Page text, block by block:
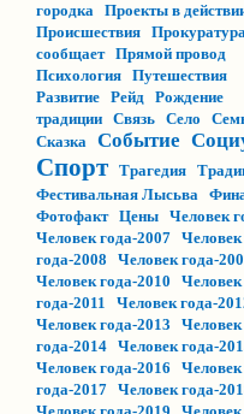
городка Проекты в
Происшествия
сообщает Прямой провод
Психология Путешествия
Развитие Рейд Рождение
традиции Связь Село
Сказка Событие
Спорт Трагедия
Фестивальная Лысьва
Фотофакт Цены Человек
Человек года-2007 Человек
года-2008
Человек года-
Человек года-2010
Человек
года-2011
Человек года-
Человек года-2013
Человек
года-2014 Человек года-
Человек года-2016
Человек
года-2017 Человек года-